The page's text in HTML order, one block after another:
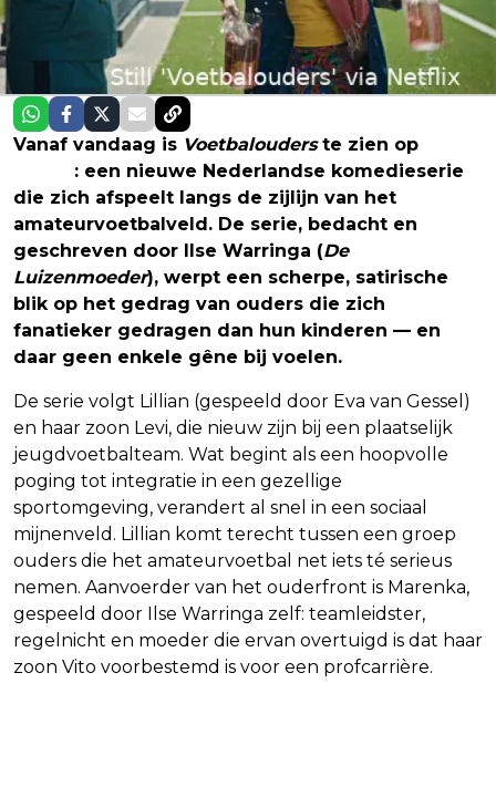
Vanaf vandaag is Voetbalouderste zien op
: een nieuwe Nederlandse komedieserie
die zich afspeelt langs de zijlijn van het
amateurvoetbalveld. De serie, bedacht en
geschreven door Ilse Warringa (De
Luizenmoeder), werpt een scherpe, satirische
blik op het gedrag van ouders die zich
fanatieker gedragen dan hun kinderen — en
daar geen enkele gêne bij voelen.
De serie volgt Lillian (gespeeld door Eva van Gessel)
en haar zoon Levi, die nieuw zijn bij een plaatselijk
jeugdvoetbalteam. Wat begint als een hoopvolle
poging tot integratie in een gezellige
sportomgeving, verandert al snel in een sociaal
mijnenveld. Lillian komt terecht tussen een groep
ouders die het amateurvoetbal net iets té serieus
nemen. Aanvoerder van het ouderfront is Marenka,
gespeeld door Ilse Warringa zelf: teamleidster,
regelnicht en moeder die ervan overtuigd is dat haar
zoon Vito voorbestemd is voor een profcarrière.